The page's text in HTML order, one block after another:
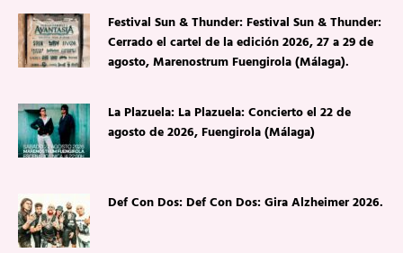
Festival Sun & Thunder: Festival Sun & Thunder:
Cerrado el cartel de la edición 2026, 27 a 29 de
agosto, Marenostrum Fuengirola (Málaga).
La Plazuela: La Plazuela: Concierto el 22 de
agosto de 2026, Fuengirola (Málaga)
Def Con Dos: Def Con Dos: Gira Alzheimer 2026.